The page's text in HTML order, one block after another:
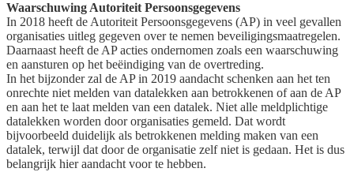
Waarschuwing Autoriteit Persoonsgegevens
In 2018 heeft de Autoriteit Persoonsgegevens (AP) in veel gevallen
organisaties uitleg gegeven over te nemen beveiligingsmaatregelen.
Daarnaast heeft de AP acties ondernomen zoals een waarschuwing
en aansturen op het beëindiging van de overtreding.
In het bijzonder zal de AP in 2019 aandacht schenken aan het ten
onrechte niet melden van datalekken aan betrokkenen of aan de AP
en aan het te laat melden van een datalek. Niet alle meldplichtige
datalekken worden door organisaties gemeld. Dat wordt
bijvoorbeeld duidelijk als betrokkenen melding maken van een
datalek, terwijl dat door de organisatie zelf niet is gedaan. Het is dus
belangrijk hier aandacht voor te hebben.